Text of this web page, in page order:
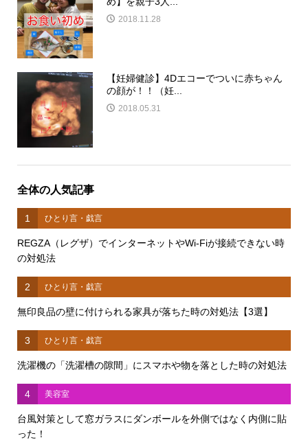
2018.11.28
【妊婦健診】4Dエコーでついに赤ちゃん
の顔が！！（妊...
2018.05.31
全体の人気記事
1 ひとり言・戯言
REGZA（レグザ）でインターネットやWi-Fiが接続できない時
の対処法
2 ひとり言・戯言
無印良品の壁に付けられる家具が落ちた時の対処法【3選】
3 ひとり言・戯言
洗濯機の「洗濯槽の隙間」にスマホや物を落とした時の対処法
4 美容室
台風対策として窓ガラスにダンボールを外側ではなく内側に貼
った！